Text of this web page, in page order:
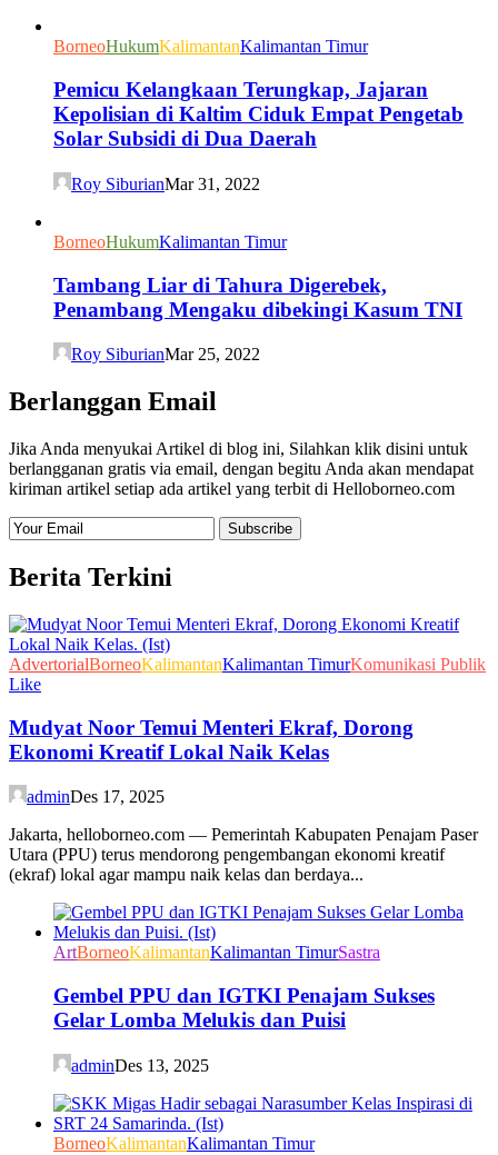
BorneoHukumKalimantanKalimantan Timur
Pemicu Kelangkaan Terungkap, Jajaran
Kepolisian di Kaltim Ciduk Empat Pengetab
Solar Subsidi di Dua Daerah
Roy SiburianMar 31, 2022
BorneoHukumKalimantan Timur
Tambang Liar di Tahura Digerebek,
Penambang Mengaku dibekingi Kasum TNI
Roy SiburianMar 25, 2022
Berlanggan Email
Jika Anda menyukai Artikel di blog ini, Silahkan klik disini untuk
berlangganan gratis via email, dengan begitu Anda akan mendapat
kiriman artikel setiap ada artikel yang terbit di Helloborneo.com
Berita Terkini
AdvertorialBorneoKalimantanKalimantan TimurKomunikasi Publik
Like
Mudyat Noor Temui Menteri Ekraf, Dorong
Ekonomi Kreatif Lokal Naik Kelas
adminDes 17, 2025
Jakarta, helloborneo.com — Pemerintah Kabupaten Penajam Paser
Utara (PPU) terus mendorong pengembangan ekonomi kreatif
(ekraf) lokal agar mampu naik kelas dan berdaya...
ArtBorneoKalimantanKalimantan TimurSastra
Gembel PPU dan IGTKI Penajam Sukses
Gelar Lomba Melukis dan Puisi
adminDes 13, 2025
BorneoKalimantanKalimantan Timur